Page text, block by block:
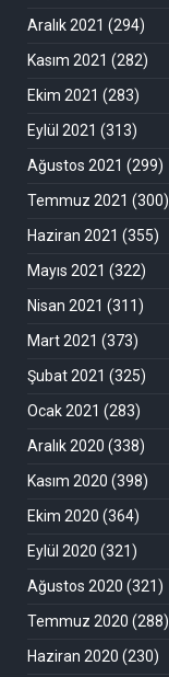
Aralık 2021 (294)
Kasım 2021 (282)
Ekim 2021 (283)
Eylül 2021 (313)
Ağustos 2021 (299)
Temmuz 2021 (300)
Haziran 2021 (355)
Mayıs 2021 (322)
Nisan 2021 (311)
Mart 2021 (373)
Şubat 2021 (325)
Ocak 2021 (283)
Aralık 2020 (338)
Kasım 2020 (398)
Ekim 2020 (364)
Eylül 2020 (321)
Ağustos 2020 (321)
Temmuz 2020 (288)
Haziran 2020 (230)